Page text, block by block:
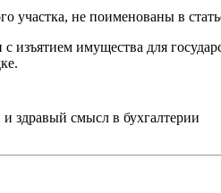
участка, не поименованы в
имущества для
здравый смысл в бухгалтерии